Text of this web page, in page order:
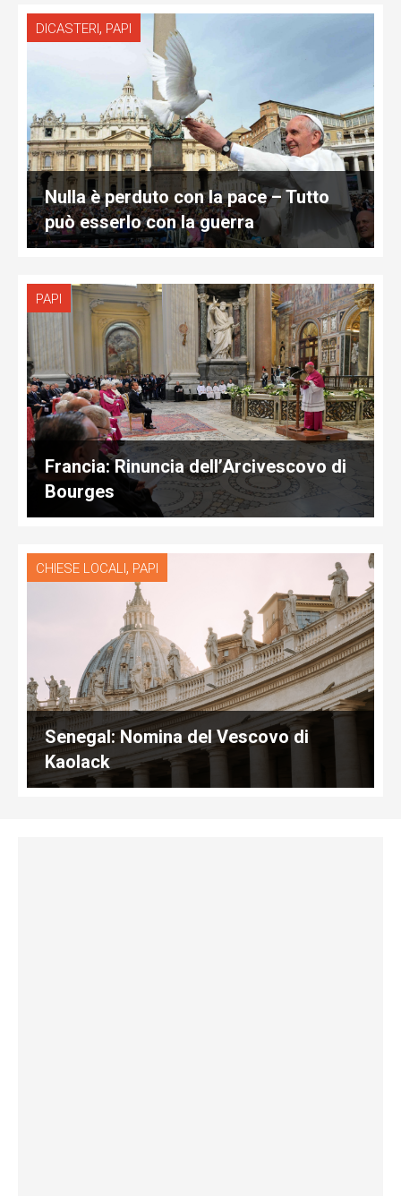
DICASTERI, PAPI
Nulla è perduto con la pace – Tutto
può esserlo con la guerra
PAPI
Francia: Rinuncia dell’Arcivescovo di
Bourges
CHIESE LOCALI, PAPI
Senegal: Nomina del Vescovo di
Kaolack